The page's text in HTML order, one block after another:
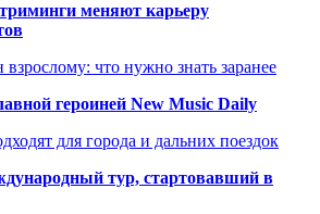
меняют карьеру
что нужно знать заранее
героиней New Music Daily
для города и дальних поездок
тур, стартовавший в